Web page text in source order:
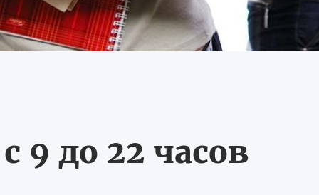
9 до 22 часов